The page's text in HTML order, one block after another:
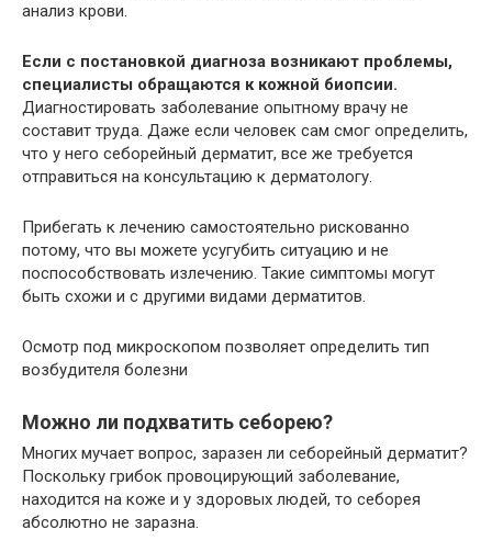
анализ крови.
Если с постановкой диагноза возникают проблемы,
специалисты обращаются к кожной биопсии.
Диагностировать заболевание опытному врачу не
составит труда. Даже если человек сам смог определить,
что у него себорейный дерматит, все же требуется
отправиться на консультацию к дерматологу.
Прибегать к лечению самостоятельно рискованно
потому, что вы можете усугубить ситуацию и не
поспособствовать излечению. Такие симптомы могут
быть схожи и с другими видами дерматитов.
Осмотр под микроскопом позволяет определить тип
возбудителя болезни
Можно ли подхватить себорею?
Многих мучает вопрос, заразен ли себорейный дерматит?
Поскольку грибок провоцирующий заболевание,
находится на коже и у здоровых людей, то себорея
абсолютно не заразна.